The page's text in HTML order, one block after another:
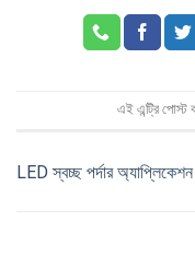
এই এন্ট্রি পোস্ট
LED স্বচ্ছ পর্দার অ্যাপ্লিকেশন